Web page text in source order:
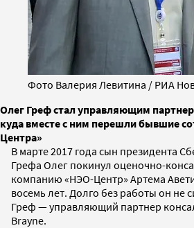
Фото Валерия Левитина / РИА
Олег Греф стал управляющим
куда вместе с ним перешли бывшие
Центра»
В марте 2017 года сын президента
Грефа Олег покинул оценочно-
компанию «НЭО-Центр» Артема
восемь лет. Долго без работы он не
Греф — управляющий партнер
Brayne.